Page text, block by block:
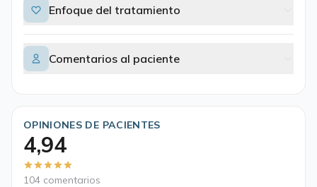
Enfoque del tratamiento
Comentarios al paciente
OPINIONES DE PACIENTES
4,94
104 comentarios